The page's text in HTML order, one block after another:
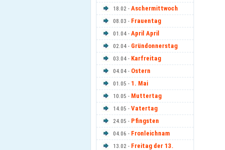
18.02 - Aschermittwoch
08.03 - Frauentag
01.04 - April April
02.04 - Gründonnerstag
03.04 - Karfreitag
04.04 - Ostern
01.05 - 1. Mai
10.05 - Muttertag
14.05 - Vatertag
24.05 - Pfingsten
04.06 - Fronleichnam
13.02 - Freitag der 13.